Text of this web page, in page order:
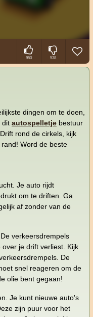
950 538
dingen om te doen,
dit autospelletje bestuur
rond de cirkels, kijk
Word de beste
Je auto rijdt
om te driften. Ga
af zonder van de
verkeersdrempels
je drift verliest. Kijk
De
snel reageren om de
olie bent gegaan!
Je kunt nieuwe auto's
zijn puur voor het